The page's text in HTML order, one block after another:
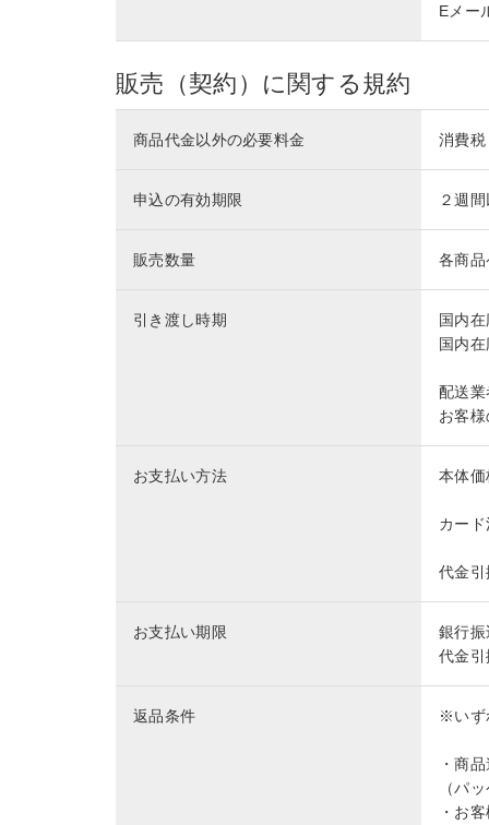
Eメー
販売（契約）に関する規約
商品代金以外の必要料金 消費
申込の有効期限 ２週
販売数量 各商
引き渡し時期
国内
国内
配送
お客
お支払い方法 本体
カー
代金
お支払い期限
銀行
代金
返品条件 ※いず
・商
（パ
・お